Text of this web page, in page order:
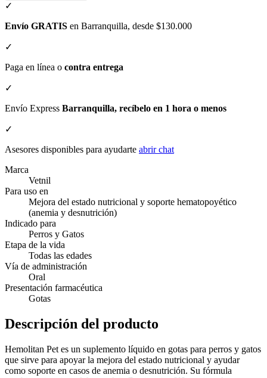
✓
Envío GRATIS en Barranquilla, desde $130.000
✓
Paga en línea o contra entrega
✓
Envío Express Barranquilla, recíbelo en 1 hora o menos
✓
Asesores disponibles para ayudarte abrir chat
Marca
Vetnil
Para uso en
Mejora del estado nutricional y soporte hematopoyético
(anemia y desnutrición)
Indicado para
Perros y Gatos
Etapa de la vida
Todas las edades
Vía de administración
Oral
Presentación farmacéutica
Gotas
Descripción del producto
Hemolitan Pet es un suplemento líquido en gotas para perros y gatos
que sirve para apoyar la mejora del estado nutricional y ayudar
como soporte en casos de anemia o desnutrición. Su fórmula